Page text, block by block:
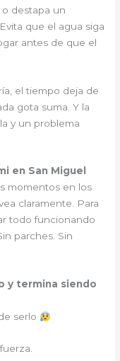
destapa un
que el agua siga
antes de que el
el tiempo deja de
gota suma. Y la
y un problema
en San Miguel
momentos en los
claramente. Para
todo funcionando
parches. Sin
y termina siendo
serlo